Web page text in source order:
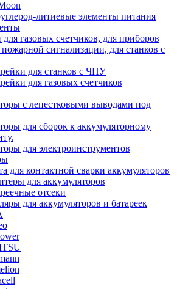
литиевые элементы питания
для газовых счетчиков, для приборов
пожарной сигнализации, для станков с
для станков с ЧПУ
для газовых счетчиков
с лепестковыми выводами под
для сборок к аккумуляторному
для электроинструментов
для контактной сварки аккумуляторов
для аккумуляторов
отсеки
для аккумуляторов и батареек